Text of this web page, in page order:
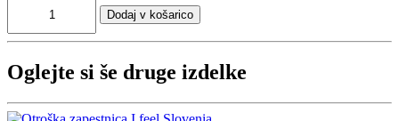
Oglejte si še druge izdelke